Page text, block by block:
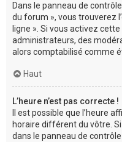
Dans le panneau de
du forum », vous trouverez
ligne ». Si vous activez
administrateurs, des
alors comptabilisé comme
Haut
L’heure n’est pas correcte !
Il est possible que l’heure
horaire différent du vôtre.
dans le panneau de